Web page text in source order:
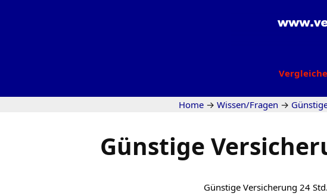
Home → Wissen/Fragen →
Günstige
Günstige Versicherung 24